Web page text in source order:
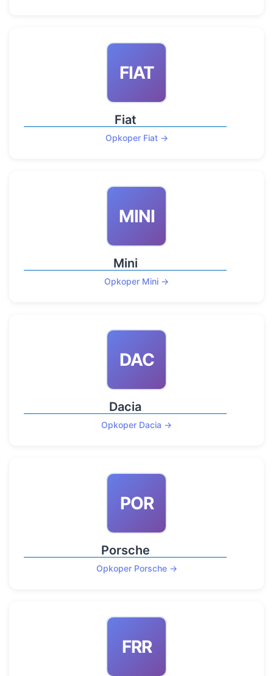
FIAT
Fiat
Opkoper Fiat →
MINI
Mini
Opkoper Mini →
DAC
Dacia
Opkoper Dacia →
POR
Porsche
Opkoper Porsche →
FRR